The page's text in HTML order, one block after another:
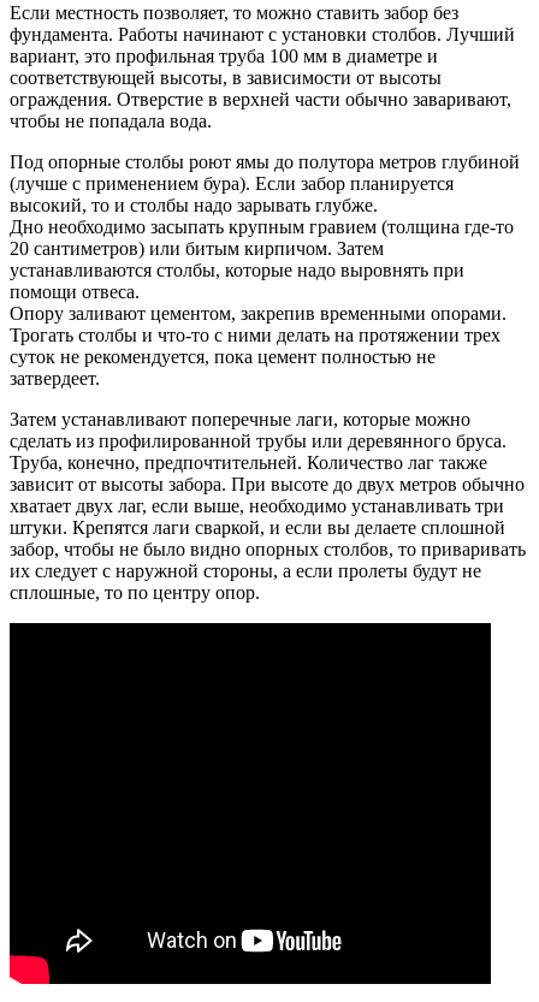
Если местность позволяет, то можно ставить забор без
фундамента. Работы начинают с установки столбов. Лучший
вариант, это профильная труба 100 мм в диаметре и
соответствующей высоты, в зависимости от высоты
ограждения. Отверстие в верхней части обычно заваривают,
чтобы не попадала вода.
Под опорные столбы роют ямы до полутора метров глубиной
(лучше с применением бура). Если забор планируется
высокий, то и столбы надо зарывать глубже.
Дно необходимо засыпать крупным гравием (толщина где-то
20 сантиметров) или битым кирпичом. Затем
устанавливаются столбы, которые надо выровнять при
помощи отвеса.
Опору заливают цементом, закрепив временными опорами.
Трогать столбы и что-то с ними делать на протяжении трех
суток не рекомендуется, пока цемент полностью не
затвердеет.
Затем устанавливают поперечные лаги, которые можно
сделать из профилированной трубы или деревянного бруса.
Труба, конечно, предпочтительней. Количество лаг также
зависит от высоты забора. При высоте до двух метров обычно
хватает двух лаг, если выше, необходимо устанавливать три
штуки. Крепятся лаги сваркой, и если вы делаете сплошной
забор, чтобы не было видно опорных столбов, то приваривать
их следует с наружной стороны, а если пролеты будут не
сплошные, то по центру опор.